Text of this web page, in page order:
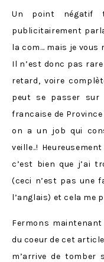
Un point négatif
publicitairement
la com… mais je vous
Il n’est donc pas
retard, voire
peut se passer sur
francaise de
on a un job qui
veille..!
c’est bien que j’ai
(ceci n’est pas une
l’anglais) et cela me
Fermons
du coeur de cet
m’arrive de tomber